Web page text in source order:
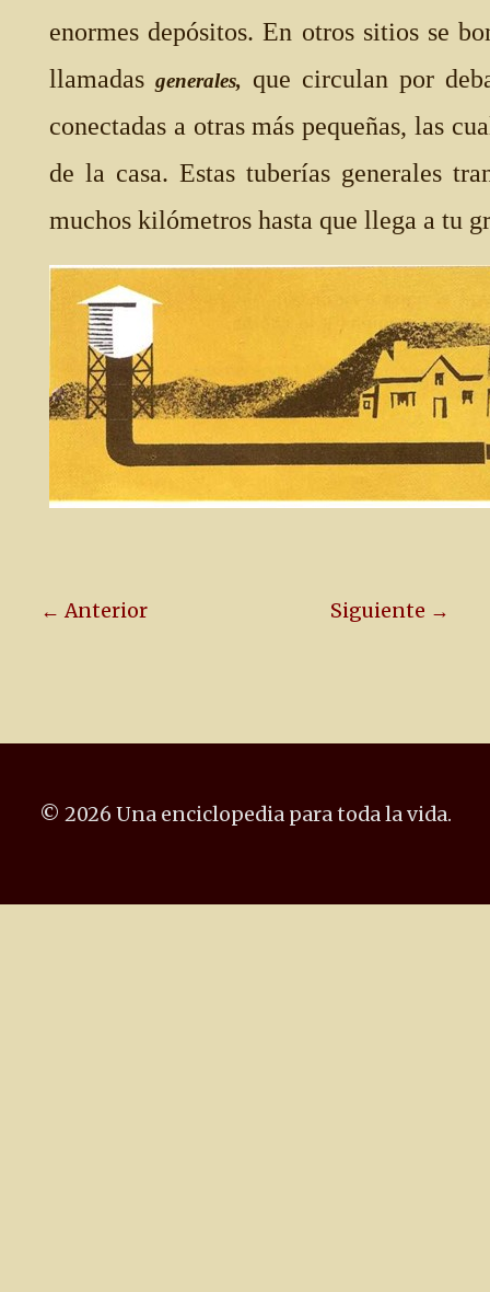
enormes depósitos. En otros sitios se
llamadas generales,
que circulan por
conectadas a otras más pequeñas, las
de la casa. Estas tuberías generales
muchos kilómetros hasta que llega a tu
← Anterior Siguiente →
© 2026 Una enciclopedia para toda la vida.